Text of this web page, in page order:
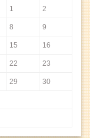
1 2
8 9
15 16
22 23
29 30